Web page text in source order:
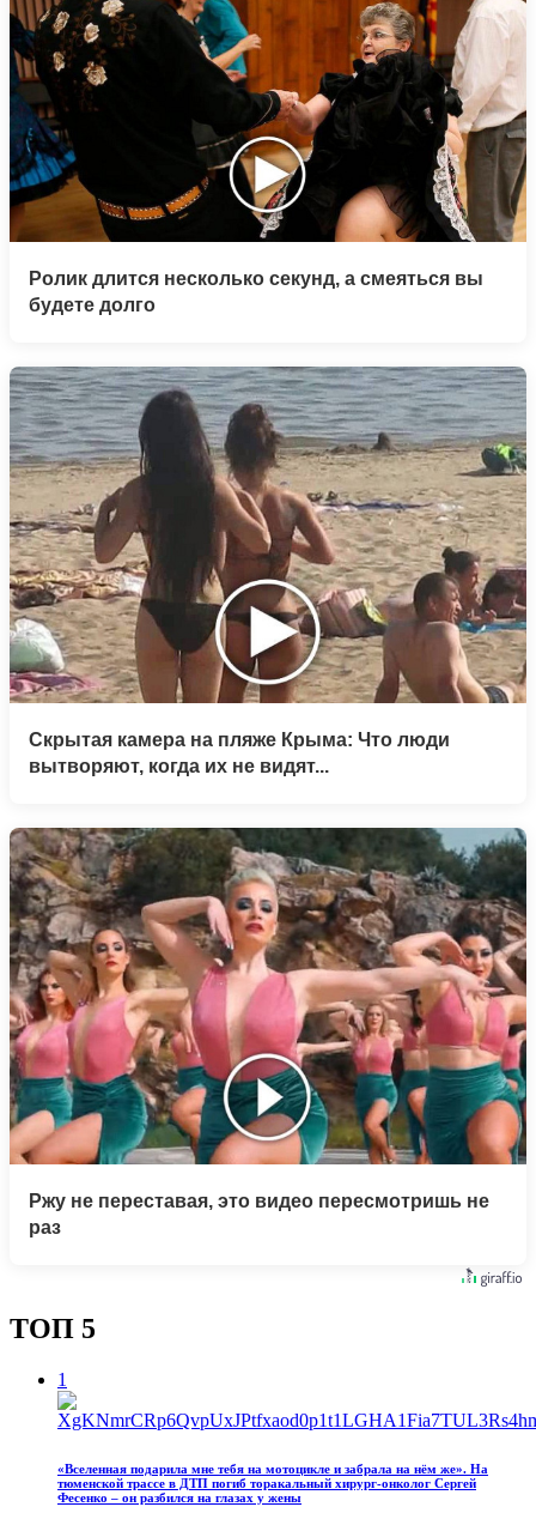
Ролик длится несколько секунд, а смеяться вы
будете долго
Скрытая камера на пляже Крыма: Что люди
вытворяют, когда их не видят...
Ржу не переставая, это видео пересмотришь не
раз
ТОП 5
1
«Вселенная подарила мне тебя на мотоцикле и забрала на нём же». На
тюменской трассе в ДТП погиб торакальный хирург-онколог Сергей
Фесенко – он разбился на глазах у жены